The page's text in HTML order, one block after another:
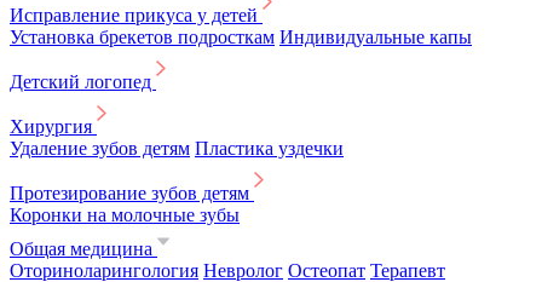
Исправление прикуса у детей
Установка брекетов подросткам Индивидуальные капы
Детский логопед
Хирургия
Удаление зубов детям Пластика уздечки
Протезирование зубов детям
Коронки на молочные зубы
Общая медицина
Оториноларингология Невролог Остеопат Терапевт